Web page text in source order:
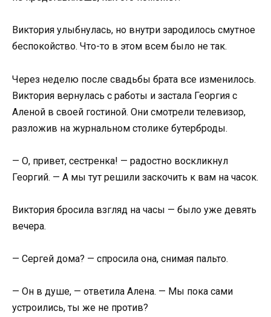
Виктория улыбнулась, но внутри зародилось смутное
беспокойство. Что-то в этом всем было не так.
Через неделю после свадьбы брата все изменилось.
Виктория вернулась с работы и застала Георгия с
Аленой в своей гостиной. Они смотрели телевизор,
разложив на журнальном столике бутерброды.
— О, привет, сестренка! — радостно воскликнул
Георгий. — А мы тут решили заскочить к вам на часок.
Виктория бросила взгляд на часы — было уже девять
вечера.
— Сергей дома? — спросила она, снимая пальто.
— Он в душе, — ответила Алена. — Мы пока сами
устроились, ты же не против?